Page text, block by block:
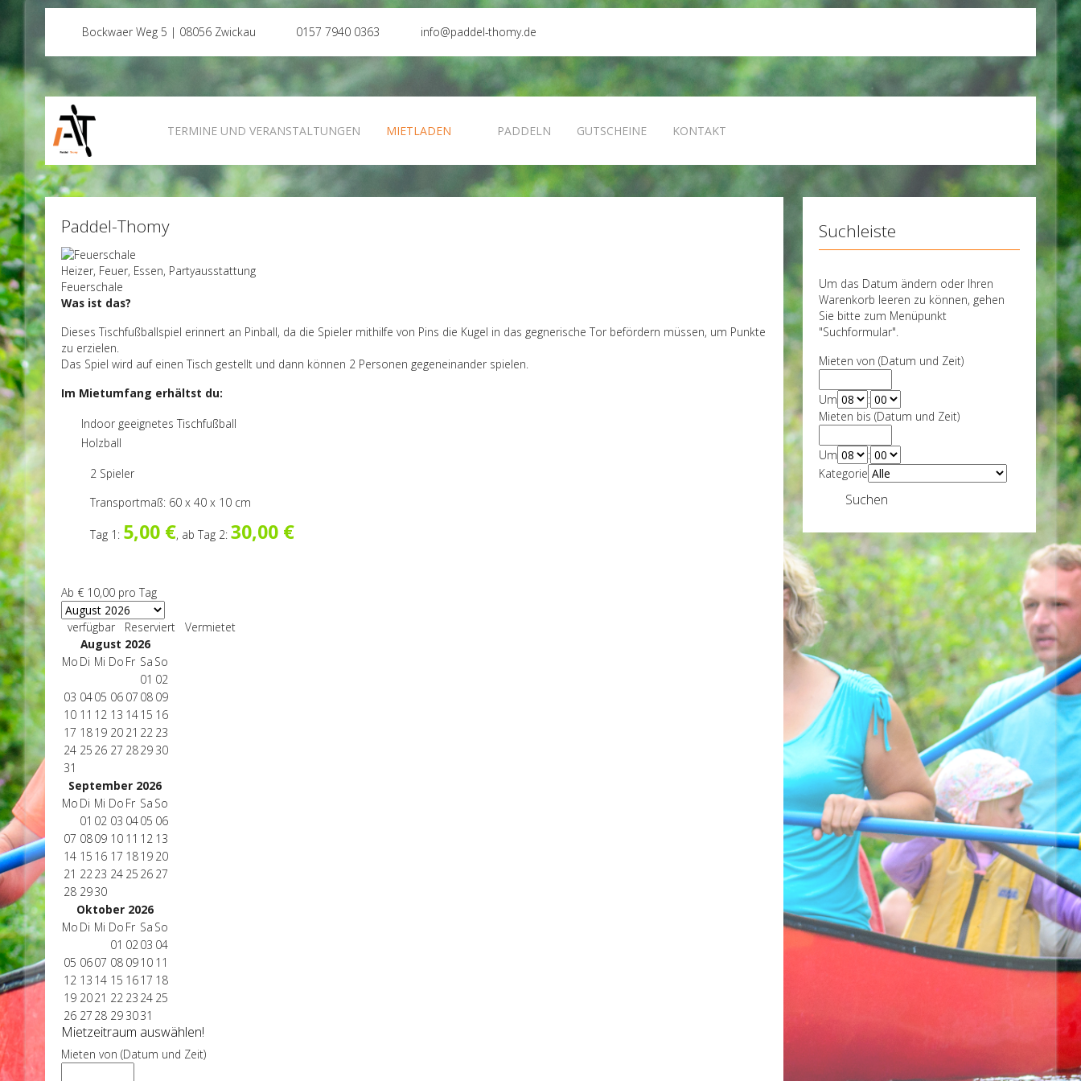
Bockwaer Weg 5 | 08056 Zwickau 0157 7940 0363 info@paddel-thomy.de
TERMINE UND VERANSTALTUNGEN MIETLADEN PADDELN GUTSCHEINE KONTAKT
Paddel-Thomy
Heizer, Feuer, Essen, Partyausstattung
Feuerschale
Was ist das?
Dieses Tischfußballspiel erinnert an Pinball, da die Spieler mithilfe von Pins die Kugel in das gegnerische Tor befördern müssen, um Punkte
zu erzielen.
Das Spiel wird auf einen Tisch gestellt und dann können 2 Personen gegeneinander spielen.
Im Mietumfang erhältst du:
Indoor geeignetes Tischfußball
Holzball
2 Spieler
Transportmaß: 60 x 40 x 10 cm
Tag 1: 5,00 €, ab Tag 2: 30,00 €
Ab € 10,00 pro Tag
verfügbar Reserviert
Vermietet
August 2026
Mo Di Mi Do Fr Sa So
01 02
03 0405 06 07 08 09
10 11 12 13 1415 16
17 1819 20 21 22 23
24 25 26 27 2829 30
31
September 2026
Mo Di Mi Do Fr Sa So
01 02 03 0405 06
07 0809 10 11 12 13
14 15 16 17 1819 20
21 2223 24 25 26 27
28 2930
Oktober 2026
Mo Di Mi Do Fr Sa So
01 0203 04
05 0607 08 0910 11
12 13 14 15 1617 18
19 2021 22 23 24 25
26 27 28 29 3031
Mietzeitraum auswählen!
Mieten von (Datum und Zeit)
Suchleiste
Um das Datum ändern oder Ihren
Warenkorb leeren zu können, gehen
Sie bitte zum Menüpunkt
"Suchformular".
Mieten von (Datum und Zeit)
Um
:
Mieten bis (Datum und Zeit)
Um
:
Kategorie
Suchen